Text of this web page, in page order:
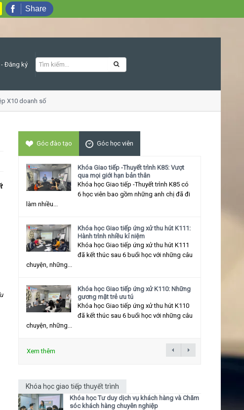
- Đăng ký
X10 doanh số
Góc đào tạo Góc học viên
Khóa Giao tiếp -Thuyết trình K85: Vượt
qua mọi giới hạn bản thân
Khóa học Giao tiếp -Thuyết trình K85 có
6 học viên bao gồm những anh chị đã đi
làm nhiều...
Khóa học Giao tiếp ứng xử thu hút K111:
Hành trình nhiều kỉ niệm
Khóa học Giao tiếp ứng xử thu hút K111
đã kết thúc sau 6 buổi học với những câu
chuyện, những...
Khóa học Giao tiếp ứng xử K110: Những
gương mặt trẻ ưu tú
Khóa học Giao tiếp ứng xử thu hút K110
đã kết thúc sau 6 buổi học với những câu
chuyện, những...
Xem thêm
Khóa học giao tiếp thuyết trình
Khóa học Tư duy dịch vụ khách hàng và Chăm
sóc khách hàng chuyên nghiệp
Share